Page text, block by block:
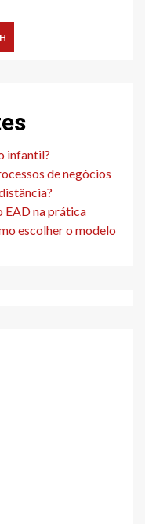
infantil?
de negócios
EAD na prática
escolher o modelo